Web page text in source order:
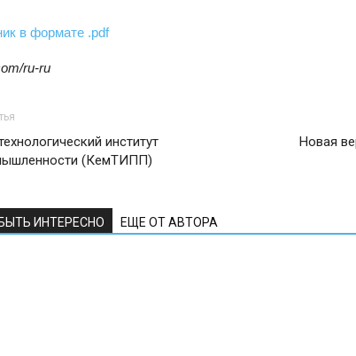
в формате .pdf
ru-ru
институт
(КемТИПП)
Новая
ИНТЕРЕСНО ЕЩЕ ОТ АВТОРА